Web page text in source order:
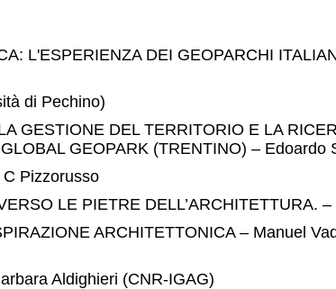
DEI GEOPARCHI
di Pechino)
DEL TERRITORIO E LA
GEOPARK (TRENTINO) – Edoardo
Pizzorusso
LE PIETRE DELL’ARCHITETTURA.
ARCHITETTONICA – Manuel
Aldighieri (CNR-IGAG)